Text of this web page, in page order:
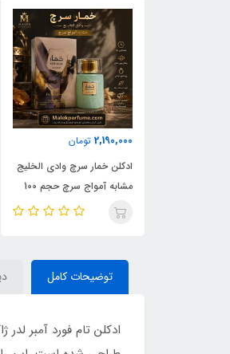
2,190,000 تومان
ادکلن خمار سرچ وادی الخلیج
مشابه آمواج سرچ حجم 100
میل | KHUMAR Search Eau
توضیحات کامل